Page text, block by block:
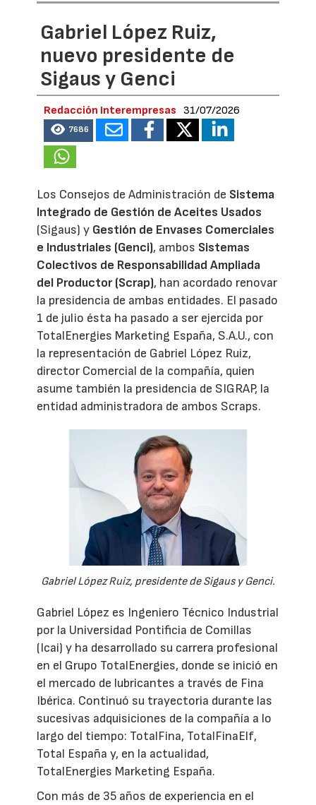
Gabriel López Ruiz,
nuevo presidente de
Sigaus y Genci
Redacción Interempresas 31/07/2026
7686
Los Consejos de Administración de Sistema
Integrado de Gestión de Aceites Usados
(Sigaus) y Gestión de Envases Comerciales
e Industriales (Genci), ambos Sistemas
Colectivos de Responsabilidad Ampliada
del Productor (Scrap), han acordado renovar
la presidencia de ambas entidades. El pasado
1 de julio ésta ha pasado a ser ejercida por
TotalEnergies Marketing España, S.A.U., con
la representación de Gabriel López Ruiz,
director Comercial de la compañía, quien
asume también la presidencia de SIGRAP, la
entidad administradora de ambos Scraps.
Gabriel López Ruiz, presidente de Sigaus y Genci.
Gabriel López es Ingeniero Técnico Industrial
por la Universidad Pontificia de Comillas
(Icai) y ha desarrollado su carrera profesional
en el Grupo TotalEnergies, donde se inició en
el mercado de lubricantes a través de Fina
Ibérica. Continuó su trayectoria durante las
sucesivas adquisiciones de la compañía a lo
largo del tiempo: TotalFina, TotalFinaElf,
Total España y, en la actualidad,
TotalEnergies Marketing España.
Con más de 35 años de experiencia en el